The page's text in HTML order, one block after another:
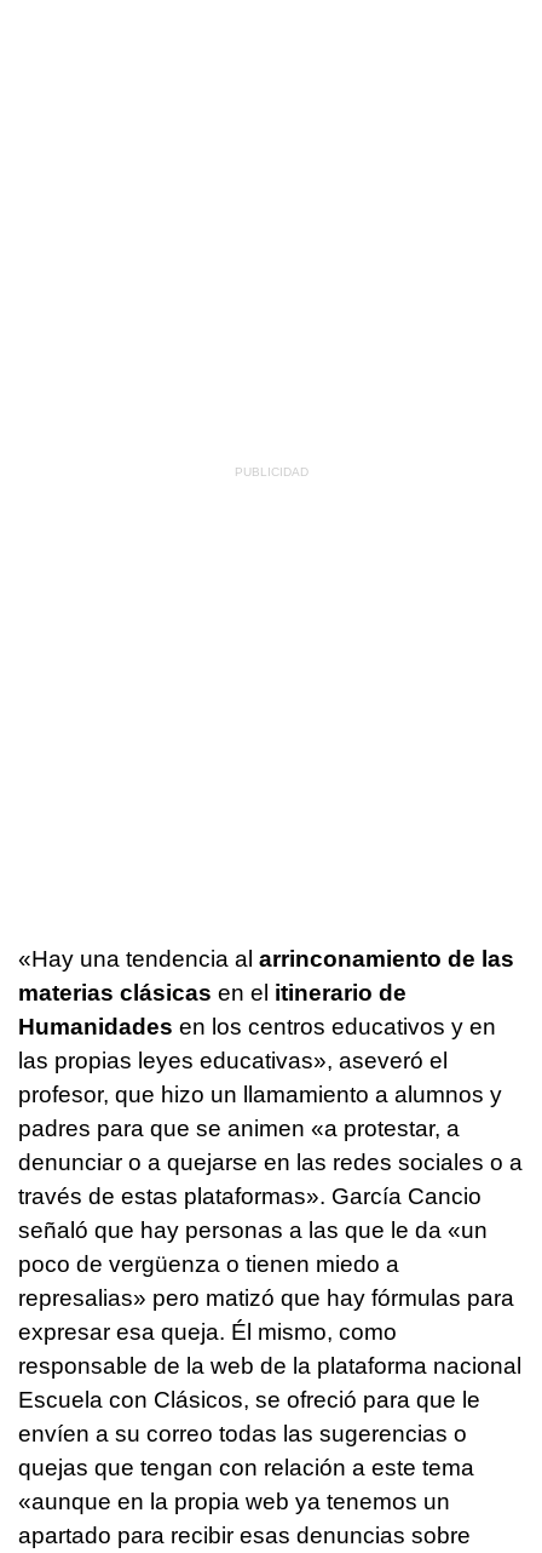
«Hay una tendencia al arrinconamiento de las
materias clásicas en el itinerario de
Humanidades en los centros educativos y en
las propias leyes educativas», aseveró el
profesor, que hizo un llamamiento a alumnos y
padres para que se animen «a protestar, a
denunciar o a quejarse en las redes sociales o a
través de estas plataformas». García Cancio
señaló que hay personas a las que le da «un
poco de vergüenza o tienen miedo a
represalias» pero matizó que hay fórmulas para
expresar esa queja. Él mismo, como
responsable de la web de la plataforma nacional
Escuela con Clásicos, se ofreció para que le
envíen a su correo todas las sugerencias o
quejas que tengan con relación a este tema
«aunque en la propia web ya tenemos un
apartado para recibir esas denuncias sobre